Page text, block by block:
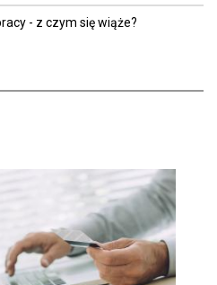
- z czym się wiąże?